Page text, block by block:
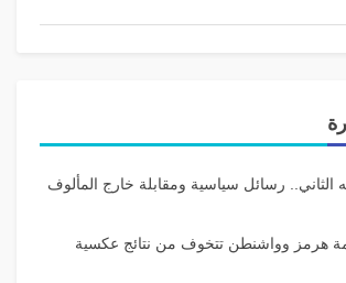
رسائل سياسية ومقابلة خارج المألوف
هرمز وواشنطن تتخوف من نتائج عكسية